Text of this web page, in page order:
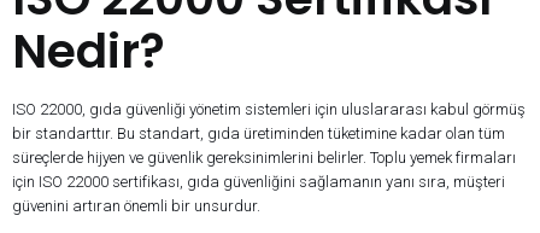
Nedir?
ISO 22000, gıda güvenliği yönetim sistemleri için uluslararası kabul görmüş
bir standarttır. Bu standart, gıda üretiminden tüketimine kadar olan tüm
süreçlerde hijyen ve güvenlik gereksinimlerini belirler. Toplu yemek firmaları
için ISO 22000 sertifikası, gıda güvenliğini sağlamanın yanı sıra, müşteri
güvenini artıran önemli bir unsurdur.